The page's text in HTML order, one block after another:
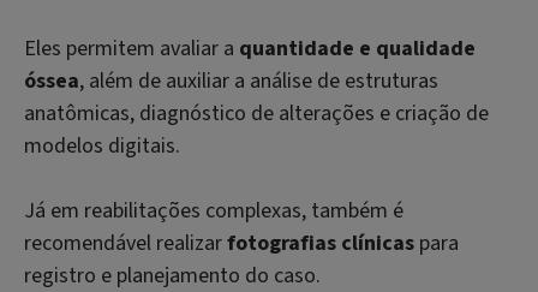
Eles permitem avaliar a quantidade e qualidade
óssea, além de auxiliar a análise de estruturas
anatômicas, diagnóstico de alterações e criação de
modelos digitais.
Já em reabilitações complexas, também é
recomendável realizarfotografias clínicas para
registro e planejamento do caso.